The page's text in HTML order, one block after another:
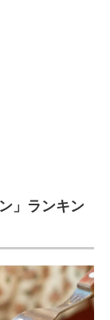
」ランキン